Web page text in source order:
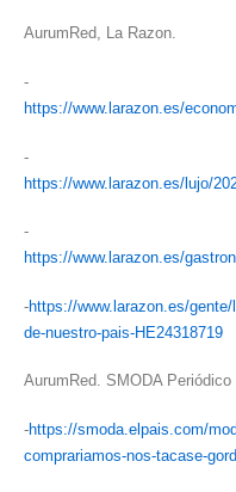
AurumRed, La Razon.
-
https://www.larazon.es/
-
https://www.larazon.es/lujo/
-
https://www.larazon.es/
-https://www.larazon.es/
de-nuestro-pais-HE24318719
AurumRed. SMODA Periódico
-https://smoda.elpais.com/
comprariamos-nos-tacase-